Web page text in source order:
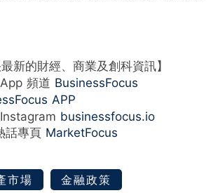
新的財經、商業及創科資訊】
頻道 BusinessFocus
APP
Instagram businessfocus.io
話專頁 MarketFocus
市場
金融政策